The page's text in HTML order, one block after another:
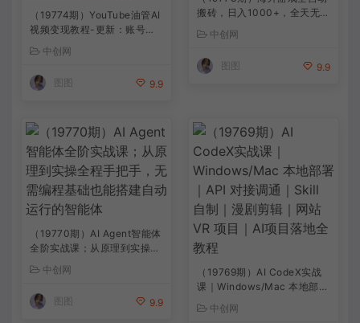
（19774期）YouTube油管AI
视频变现教程-更新：账号搭
建×AI成片×去重限流解决方
案×YPP变现×AI真人生成×人
物一致性
中创网
9.9
搬砖，日入1000+，全天无人
值守，绿色稳定！
中创网
9.9
（19770期）AI Agent智能体
全阶实战课；从原理到实操全
程手把手，无需编程基础也能
搭建自动运行的智能体
中创网
9.9
（19769期）AI CodeX实战
课｜Windows/Mac 本地部署
｜API 对接调通｜Skill 自制
｜漫剧剪辑｜网站 VR 项目｜
中创网